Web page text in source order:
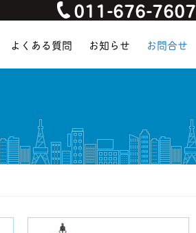
011-676-7607
よくある質問 お知らせ お問合せ